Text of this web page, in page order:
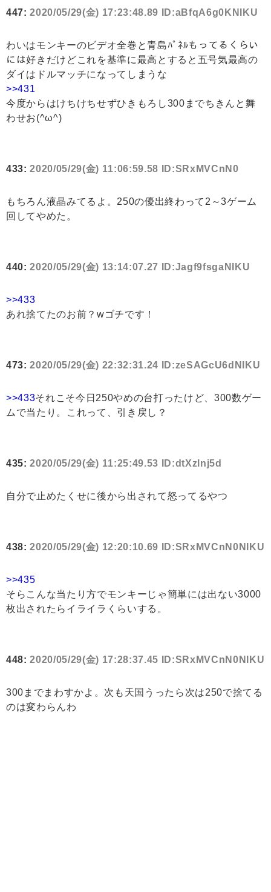
447:2020/05/29(金) 17:23:48.89 ID:aBfqA6g0KNIKU
わいはモンキーのビデオ全巻と青島ﾊﾟﾈﾙもってるくらい
には好きだけどこれを基準に最高とすると五号気最高の
ダイはドルマッチになってしまうな
>>431
今度からはけちけちせずひきもろし300までちきんと舞
わせお(^ω^)
433:2020/05/29(金) 11:06:59.58 ID:SRxMVCnN0
もちろん液晶みてるよ。250の優出終わって2～3ゲーム
回してやめた。
440:2020/05/29(金) 13:14:07.27 ID:Jagf9fsgaNIKU
>>433
あれ捨てたのお前？wゴチです！
473:2020/05/29(金) 22:32:31.24 ID:zeSAGcU6dNIKU
>>433それこそ今日250やめの台打ったけど、300数ゲー
ムで当たり。これって、引き戻し？
435:2020/05/29(金) 11:25:49.53 ID:dtXzlnj5d
自分で止めたくせに後から出されて怒ってるやつ
438:2020/05/29(金) 12:20:10.69 ID:SRxMVCnN0NIKU
>>435
そらこんな当たり方でモンキーじゃ簡単には出ない3000
枚出されたらイライラくらいする。
448:2020/05/29(金) 17:28:37.45 ID:SRxMVCnN0NIKU
300までまわすかよ。次も天国うったら次は250で捨てる
のは変わらんわ